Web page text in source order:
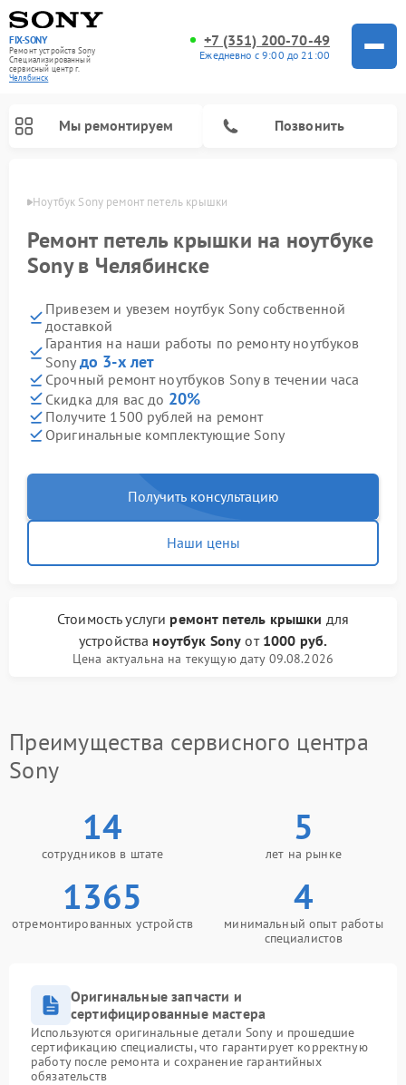
FIX-SONY
Ремонт устройств Sony
Специализированный
cервисный центр г.
Челябинск
+7 (351) 200-70-49
Ежедневно с 9:00 до 21:00
Мы ремонтируем Позвонить
Ноутбук Sony ремонт петель крышки
Ремонт петель крышки на ноутбуке
Sony в Челябинске
Привезем и увезем ноутбук Sony собственной
доставкой
Гарантия на наши работы по ремонту ноутбуков
Sony до 3-х лет
Срочный ремонт ноутбуков Sony в течении часа
Скидка для вас до 20%
Получите 1500 рублей на ремонт
Оригинальные комплектующие Sony
Получить консультацию
Наши цены
Стоимость услуги ремонт петель крышки для
устройства ноутбук Sony от 1000 руб.
Цена актуальна на текущую дату 09.08.2026
Преимущества сервисного центра
Sony
14
сотрудников в штате
5
лет на рынке
1365
отремонтированных устройств
4
минимальный опыт работы
специалистов
Оригинальные запчасти и
сертифицированные мастера
Используются оригинальные детали Sony и прошедшие
сертификацию специалисты, что гарантирует корректную
работу после ремонта и сохранение гарантийных
обязательств